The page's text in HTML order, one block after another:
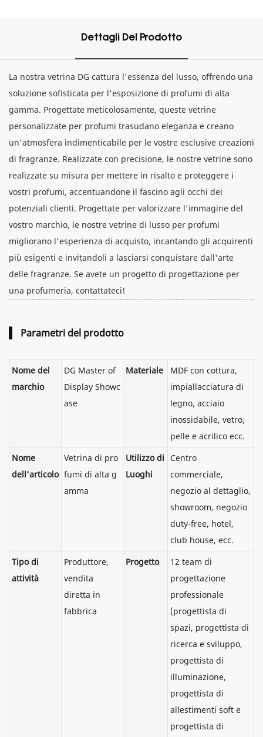
Dettagli Del Prodotto
La nostra vetrina DG cattura l'essenza del lusso, offrendo una
soluzione sofisticata per l'esposizione di profumi di alta
gamma. Progettate meticolosamente, queste vetrine
personalizzate per profumi trasudano eleganza e creano
un'atmosfera indimenticabile per le vostre esclusive creazioni
di fragranze. Realizzate con precisione, le nostre vetrine sono
realizzate su misura per mettere in risalto e proteggere i
vostri profumi, accentuandone il fascino agli occhi dei
potenziali clienti. Progettate per valorizzare l'immagine del
vostro marchio, le nostre vetrine di lusso per profumi
migliorano l'esperienza di acquisto, incantando gli acquirenti
più esigenti e invitandoli a lasciarsi conquistare dall'arte
delle fragranze. Se avete un progetto di progettazione per
una profumeria, contattateci!
Parametri del prodotto
Nome del
marchio
DG Master of
Display Showc
ase
Materiale
MDF con cottura,
impiallacciatura di
legno, acciaio
inossidabile, vetro,
pelle e acrilico ecc.
Nome
dell'articolo
Vetrina di pro
fumi di alta g
amma
Utilizzo di
Luoghi
Centro
commerciale,
negozio al dettaglio,
showroom, negozio
duty-free, hotel,
club house, ecc.
Tipo di
attività
Produttore,
vendita
diretta in
fabbrica
Progetto
12 team di
progettazione
professionale
(progettista di
spazi, progettista di
ricerca e sviluppo,
progettista di
illuminazione,
progettista di
allestimenti soft e
progettista di